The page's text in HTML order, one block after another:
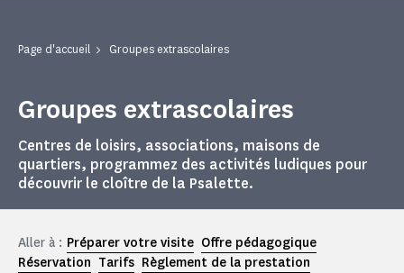
Page d'accueil Groupes extrascolaires
Groupes extrascolaires
Centres de loisirs, associations, maisons de
quartiers, programmez des activités ludiques pour
découvrir le cloître de la Psalette.
Aller à : Préparer votre visite Offre pédagogique
Réservation Tarifs Règlement de la prestation